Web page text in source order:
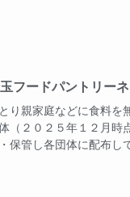
フードパントリー
り親家庭などに食料を
（２０２５年１２月時
保管し各団体に配布し